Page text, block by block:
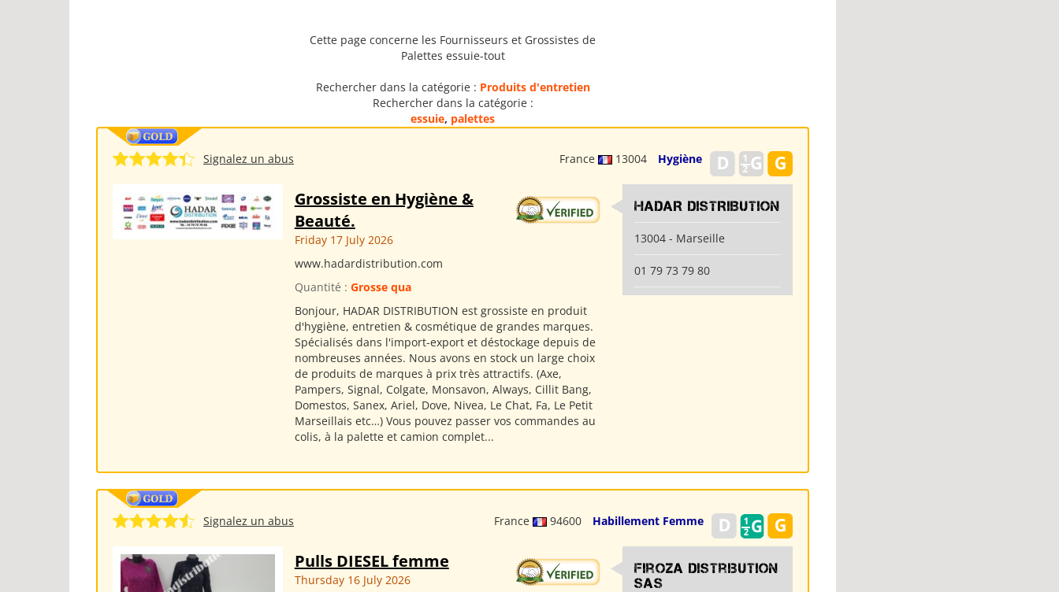
Cette page concerne les Fournisseurs et Grossistes de
Palettes essuie-tout
Rechercher dans la catégorie : Produits d'entretien
Rechercher dans la catégorie :
essuie, palettes
France 13004 Hygiène
Signalez un abus
Grossiste en Hygiène &
Beauté.
Friday 17 July 2026
www.hadardistribution.com
Quantité : Grosse qua
Bonjour, HADAR DISTRIBUTION est grossiste en produit
d'hygiène, entretien & cosmétique de grandes marques.
Spécialisés dans l'import-export et déstockage depuis de
nombreuses années. Nous avons en stock un large choix
de produits de marques à prix très attractifs. (Axe,
Pampers, Signal, Colgate, Monsavon, Always, Cillit Bang,
Domestos, Sanex, Ariel, Dove, Nivea, Le Chat, Fa, Le Petit
Marseillais etc…) Vous pouvez passer vos commandes au
colis, à la palette et camion complet...
HADAR DISTRIBUTION
13004 - Marseille
01 79 73 79 80
France 94600 Habillement Femme
Signalez un abus
Pulls DIESEL femme
Thursday 16 July 2026
Firoza Distribution
SAS